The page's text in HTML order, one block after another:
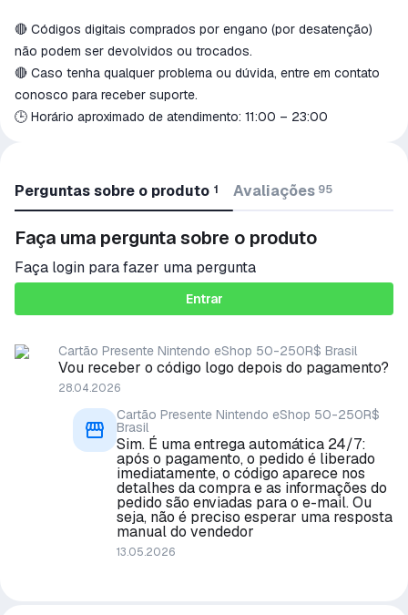
🔴 Códigos digitais comprados por engano (por desatenção)
não podem ser devolvidos ou trocados.
🔴 Caso tenha qualquer problema ou dúvida, entre em contato
conosco para receber suporte.
🕒 Horário aproximado de atendimento: 11:00 – 23:00
Perguntas sobre o produto 1 Avaliações 95
Faça uma pergunta sobre o produto
Faça login para fazer uma pergunta
Entrar
Cartão Presente Nintendo eShop 50-250R$ Brasil
Vou receber o código logo depois do pagamento?
28.04.2026
Cartão Presente Nintendo eShop 50-250R$
Brasil
Sim. É uma entrega automática 24/7:
após o pagamento, o pedido é liberado
imediatamente, o código aparece nos
detalhes da compra e as informações do
pedido são enviadas para o e-mail. Ou
seja, não é preciso esperar uma resposta
manual do vendedor
13.05.2026